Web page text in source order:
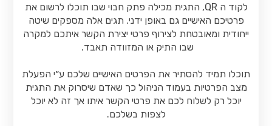
לקוד ה QR, התגית מכילה פתק חבוי שבו תוכלו לרשום את
פרטיכם האישיים גם באופן ידני. תגים אלה מספקים שיטה
ייחודית ומאובטחת לצירוף פרטי יצירת הקשר איתכם למקרה
שבו התיק או המזוודה תאבד.
תוכלו תמיד להסתיר את הפרטים האישיים שלכם ע״י הפעלת
מצב הפרטיות בעמוד הניהול כך שאדם שיסרוק את התגית
יוכל רק לשלוח לכם את פרטי הקשר איתו אך זה לא יוכל
לצפות בשלכם.